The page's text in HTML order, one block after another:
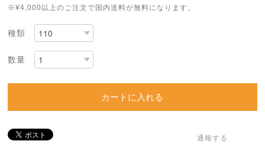
※¥4,000以上のご注文で国内送料が無料になります。
種類
数量
カートに入れる
通報する